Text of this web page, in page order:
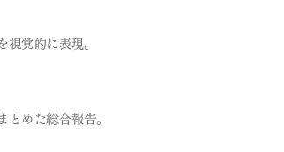
覚的に表現。
めた総合報告。